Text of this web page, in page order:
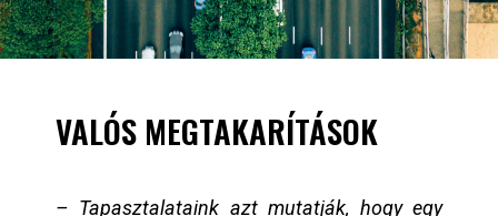
VALÓS MEGTAKARÍTÁSOK
– Tapasztalataink azt mutatják, hogy egy